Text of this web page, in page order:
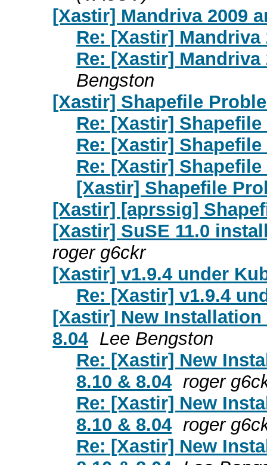
[Xastir] Mandriva 2009
Re: [Xastir]
Re: [Xastir]
Bengston
[Xastir] Shapefile
Re: [Xastir]
Re: [Xastir]
Re: [Xastir]
[Xastir] Shapefile
[Xastir] [aprssig]
[Xastir] SuSE 11.0
roger g6ckr
[Xastir] v1.9.4 under
Re: [Xastir] v1.9.4
[Xastir] New Installation
8.04 Lee Bengston
Re: [Xastir] New
8.10 & 8.04 roger
Re: [Xastir] New
8.10 & 8.04 roger
Re: [Xastir] New